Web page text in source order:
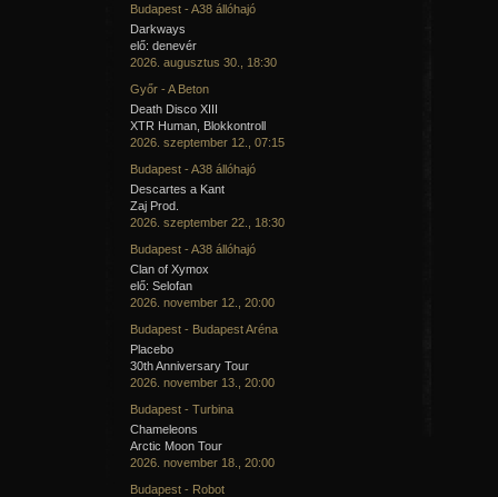
Budapest - A38 állóhajó
Darkways
elő: denevér
2026. augusztus 30., 18:30
Győr - A Beton
Death Disco XIII
XTR Human, Blokkontroll
2026. szeptember 12., 07:15
Budapest - A38 állóhajó
Descartes a Kant
Zaj Prod.
2026. szeptember 22., 18:30
Budapest - A38 állóhajó
Clan of Xymox
elő: Selofan
2026. november 12., 20:00
Budapest - Budapest Aréna
Placebo
30th Anniversary Tour
2026. november 13., 20:00
Budapest - Turbina
Chameleons
Arctic Moon Tour
2026. november 18., 20:00
Budapest - Robot